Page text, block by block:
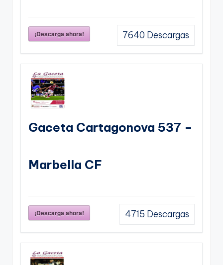
¡Descarga ahora! 7640 Descargas
Gaceta Cartagonova 537 –
Marbella CF
¡Descarga ahora! 4715 Descargas